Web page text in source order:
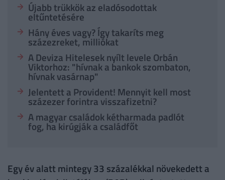
Újabb trükkök az eladósodottak
eltűntetésére
Hány éves vagy? Így takaríts meg
százezreket, milliókat
A Deviza Hitelesek nyílt levele Orbán
Viktorhoz: "hívnak a bankok szombaton,
hívnak vasárnap"
Jelentett a Provident! Mennyit kell most
százezer forintra visszafizetni?
A magyar családok kétharmada padlót
fog, ha kirúgják a családfőt
Egy év alatt mintegy 33 százalékkal növekedett a